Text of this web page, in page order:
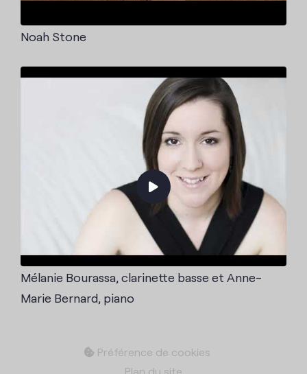
Noah Stone
Mélanie Bourassa, clarinette basse et Anne-
Marie Bernard, piano
Préférence de cookies
Plan du site